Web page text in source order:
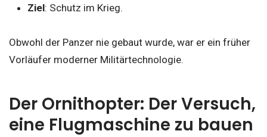
Ziel: Schutz im Krieg.
Obwohl der Panzer nie gebaut wurde, war er ein früher
Vorläufer moderner Militärtechnologie.
Der Ornithopter: Der Versuch,
eine Flugmaschine zu bauen